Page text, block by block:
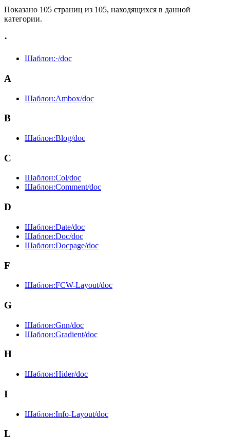
Показано 105 страниц из 105, находящихся в данной
категории.
·
Шаблон:·/doc
A
Шаблон:Ambox/doc
B
Шаблон:Blog/doc
C
Шаблон:Col/doc
Шаблон:Comment/doc
D
Шаблон:Date/doc
Шаблон:Doc/doc
Шаблон:Docpage/doc
F
Шаблон:FCW-Layout/doc
G
Шаблон:Gnn/doc
Шаблон:Gradient/doc
H
Шаблон:Hider/doc
I
Шаблон:Info-Layout/doc
L